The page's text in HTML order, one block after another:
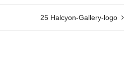
25 Halcyon-Gallery-logo